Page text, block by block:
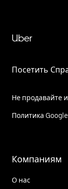
Uber
Посетить
Не продавайте
Политика
Компаниям
О нас